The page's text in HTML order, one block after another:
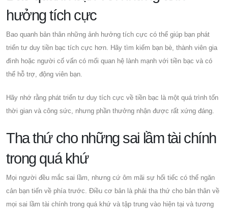
hưởng tích cực
Bao quanh bản thân những ảnh hưởng tích cực có thể giúp bạn phát
triển tư duy tiền bạc tích cực hơn. Hãy tìm kiếm bạn bè, thành viên gia
đình hoặc người cố vấn có mối quan hệ lành mạnh với tiền bạc và có
thể hỗ trợ, động viên bạn.
Hãy nhớ rằng phát triển tư duy tích cực về tiền bạc là một quá trình tốn
thời gian và công sức, nhưng phần thưởng nhận được rất xứng đáng.
Tha thứ cho những sai lầm tài chính
trong quá khứ
Mọi người đều mắc sai lầm, nhưng cứ ôm mãi sự hối tiếc có thể ngăn
cản bạn tiến về phía trước. Điều cơ bản là phải tha thứ cho bản thân về
mọi sai lầm tài chính trong quá khứ và tập trung vào hiện tại và tương